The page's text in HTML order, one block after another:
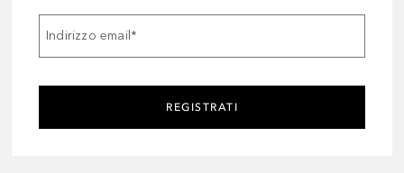
Indirizzo email*
REGISTRATI